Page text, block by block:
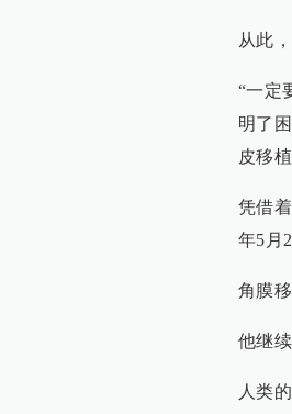
从此
“一定
明了
皮移
凭借
年5月
角膜
他继续
人类